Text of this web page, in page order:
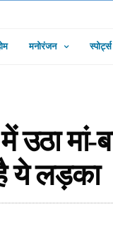
मनोरंजन स्पोर्ट्स
उठा मां-
ये लड़का